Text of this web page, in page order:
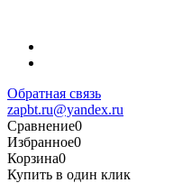
Обратная связь
zapbt.ru@yandex.ru
Сравнение0
Избранное0
Корзина0
Купить в один клик